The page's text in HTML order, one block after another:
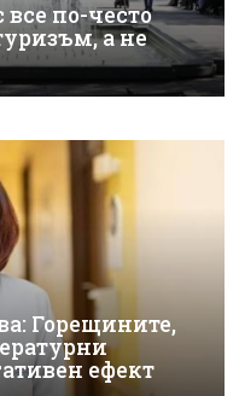
по-често
а не
Горещините,
ефект